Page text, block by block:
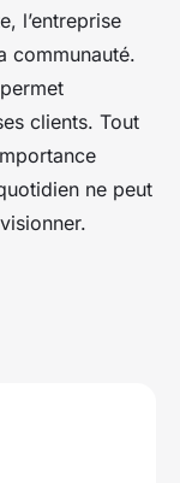
communauté.
clients. Tout
ne peut